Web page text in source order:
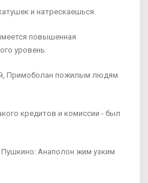
и натрескаешься.
повышенная
уровень.
Примоболан пожилым людям
кредитов и комиссии - был
Анаполон жим узким